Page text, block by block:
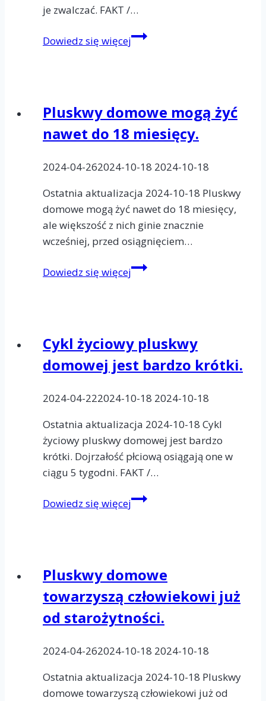
je zwalczać. FAKT /…
Dowiedz się więcejPluskwy
się
do
warunków,
co
bardzo
trudno
je
Pluskwy domowe mogą żyć
nawet do 18 miesięcy.
2024-04-262024-10-18 2024-10-18
Ostatnia aktualizacja 2024-10-18 Pluskwy
domowe mogą żyć nawet do 18 miesięcy,
ale większość z nich ginie znacznie
wcześniej, przed osiągnięciem…
Dowiedz się więcejPluskwy
do
18
Cykl życiowy pluskwy
domowej jest bardzo krótki.
2024-04-222024-10-18 2024-10-18
Ostatnia aktualizacja 2024-10-18 Cykl
życiowy pluskwy domowej jest bardzo
krótki. Dojrzałość płciową osiągają one w
ciągu 5 tygodni. FAKT /…
Dowiedz się więcejCykl
bardzo
krótki.
Pluskwy domowe
towarzyszą człowiekowi już
od starożytności.
2024-04-262024-10-18 2024-10-18
Ostatnia aktualizacja 2024-10-18 Pluskwy
domowe towarzyszą człowiekowi już od